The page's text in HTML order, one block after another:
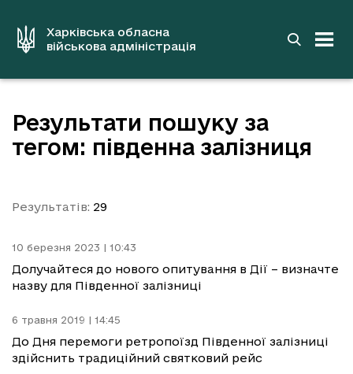
вмістуХарківська обласна
військова адміністрація
Результати пошуку за
тегом: південна залізниця
Результатів: 29
10 березня 2023 | 10:43
Долучайтеся до нового опитування в Дії – визначте
назву для Південної залізниці
6 травня 2019 | 14:45
До Дня перемоги ретропоїзд Південної залізниці
здійснить традиційний святковий рейс